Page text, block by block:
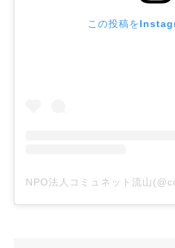
この投稿を